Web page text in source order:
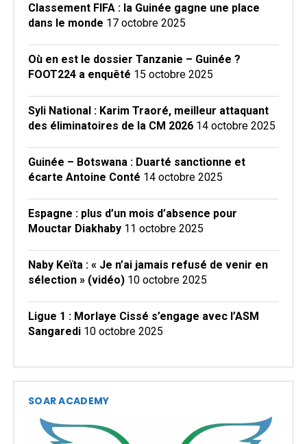
Classement FIFA : la Guinée gagne une place
dans le monde 17 octobre 2025
Où en est le dossier Tanzanie – Guinée ?
FOOT224 a enquêté 15 octobre 2025
Syli National : Karim Traoré, meilleur attaquant
des éliminatoires de la CM 2026 14 octobre 2025
Guinée – Botswana : Duarté sanctionne et
écarte Antoine Conté 14 octobre 2025
Espagne : plus d’un mois d’absence pour
Mouctar Diakhaby 11 octobre 2025
Naby Keïta : « Je n’ai jamais refusé de venir en
sélection » (vidéo) 10 octobre 2025
Ligue 1 : Morlaye Cissé s’engage avec l’ASM
Sangaredi 10 octobre 2025
SOAR ACADEMY